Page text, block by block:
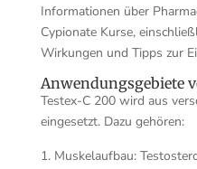
Informationen über
Cypionate Kurse,
Wirkungen und Tipps zur
Anwendungsgebiete
Testex-C 200 wird aus
eingesetzt. Dazu gehören:
Muskelaufbau: